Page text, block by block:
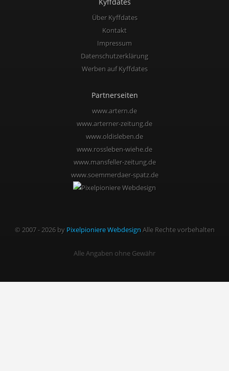
Über Kyffdates
Kontakt
Impressum
Datenschutzerklärung
Werben auf Kyffdates
Partnerseiten
www.artern.de
www.arterner-zeitung.de
www.oldisleben.de
www.rossleben-wiehe.de
www.mansfeller-zeitung.de
www.soemmerdaer-spatz.de
© 2007 - 2026 by Pixelpioniere Webdesign Alle Rechte vorbehalten
Alle Angaben ohne Gewähr